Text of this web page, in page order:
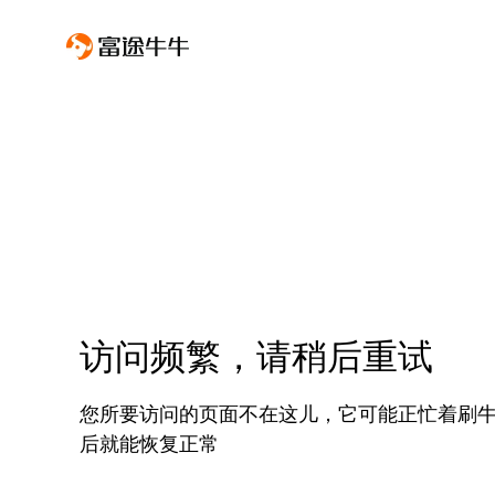
访问频繁，请稍后重试
您所要访问的页面不在这儿，它可能正忙着刷
后就能恢复正常